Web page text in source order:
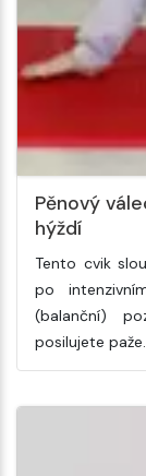
Pěnový
hýždí
Tento cvik
po
(balanční)
posilujete paže.